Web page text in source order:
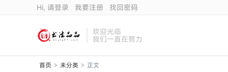
Hi, 请登录 我要注册 找回密码
欢迎光临
我们一直在努力
首页 > 未分类 > 正文